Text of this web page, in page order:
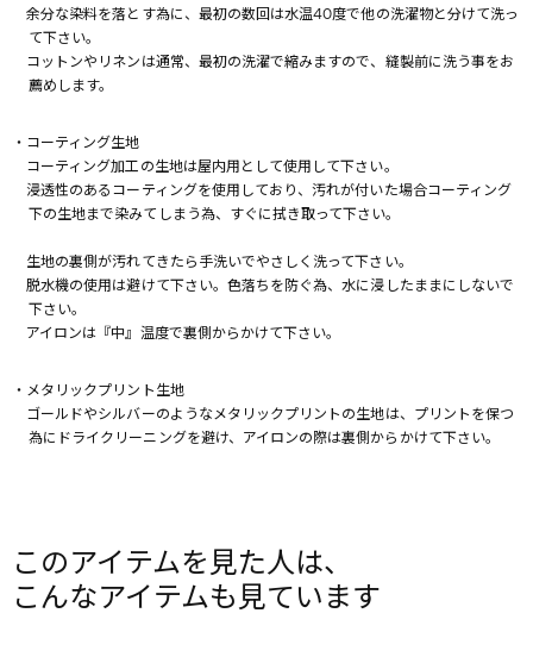
余分な染料を落とす為に、最初の数回は水温40度で他の洗濯物と分けて洗っ
て下さい。
コットンやリネンは通常、最初の洗濯で縮みますので、縫製前に洗う事をお
薦めします。
・コーティング生地
コーティング加工の生地は屋内用として使用して下さい。
浸透性のあるコーティングを使用しており、汚れが付いた場合コーティング
下の生地まで染みてしまう為、すぐに拭き取って下さい。
生地の裏側が汚れてきたら手洗いでやさしく洗って下さい。
脱水機の使用は避けて下さい。色落ちを防ぐ為、水に浸したままにしないで
下さい。
アイロンは『中』温度で裏側からかけて下さい。
・メタリックプリント生地
ゴールドやシルバーのようなメタリックプリントの生地は、プリントを保つ
為にドライクリーニングを避け、アイロンの際は裏側からかけて下さい。
このアイテムを見た人は、
こんなアイテムも見ています